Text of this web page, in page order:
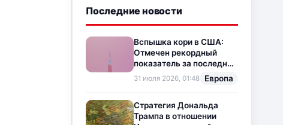
Последние новости
Вспышка кори в США:
Отмечен рекордный
показатель за последние
35 лет
31 июля 2026, 01:48 Европа
Стратегия Дональда
Трампа в отношении